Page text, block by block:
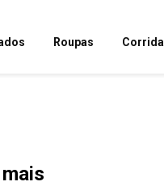
Roupas Corrida